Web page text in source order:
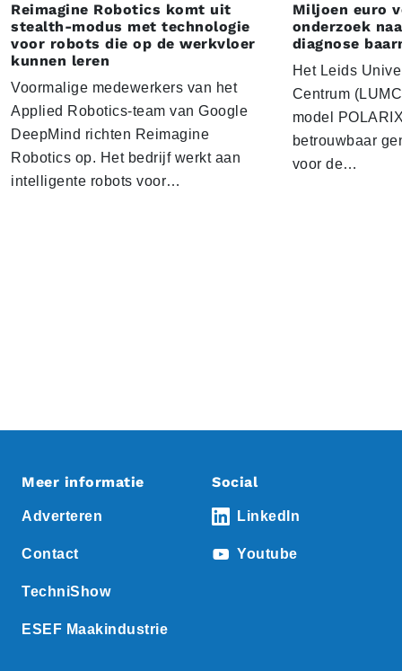
Reimagine Robotics komt uit
stealth-modus met technologie
voor robots die op de werkvloer
kunnen leren
Voormalige medewerkers van het
Applied Robotics-team van Google
DeepMind richten Reimagine
Robotics op. Het bedrijf werkt aan
intelligente robots voor…
Miljoen euro
onderzoek
diagnose
Het Leids
Centrum
model
betrouwbaar
voor de…
Meer informatie
Adverteren
Contact
TechniShow
ESEF Maakindustrie
Social
LinkedIn
Youtube